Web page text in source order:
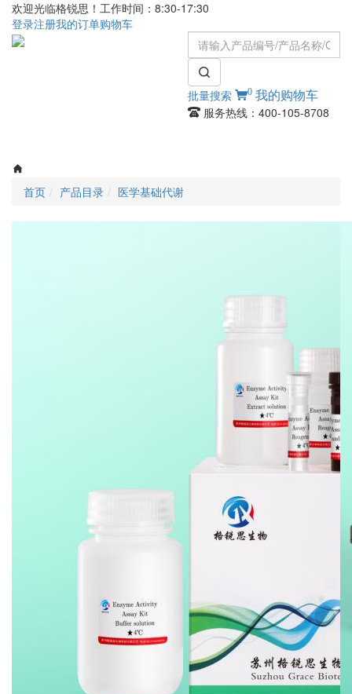
欢迎光临格锐思！工作时间：8:30-17:30
登录注册我的订单购物车
批量搜索 0 我的购物车
服务热线：400-105-8708
首页 产品目录 医学基础代谢